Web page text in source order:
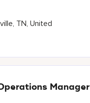
TN, United
Manager